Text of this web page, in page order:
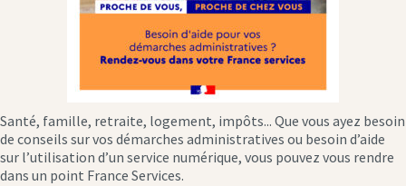
Santé, famille, retraite, logement, impôts... Que vous ayez besoin
de conseils sur vos démarches administratives ou besoin d’aide
sur l’utilisation d’un service numérique, vous pouvez vous rendre
dans un point France Services.